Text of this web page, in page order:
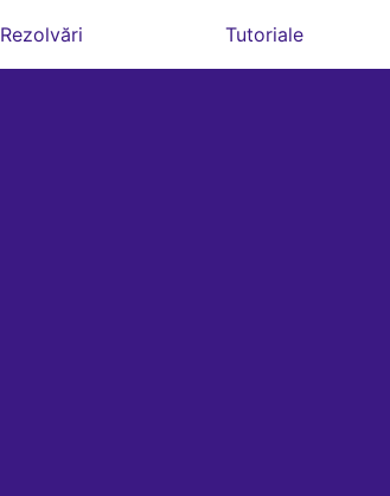
Rezolvări Tutoriale